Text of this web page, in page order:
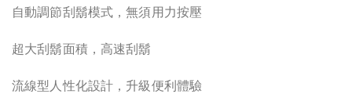
自動調節刮鬍模式，無須用力按壓
超大刮鬍面積，高速刮鬍
流線型人性化設計，升級便利體驗